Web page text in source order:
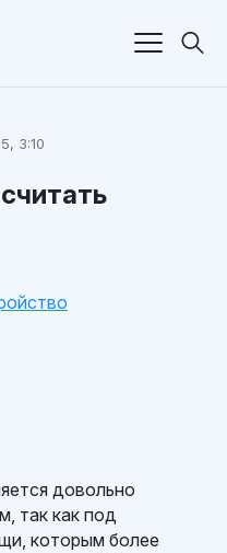
3:10
довольно
так как под
которым более